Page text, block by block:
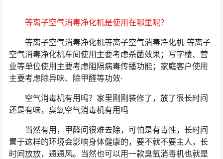
等离子空气消毒净化机是使用在哪里呢？
等离子空气消毒净化机等离子空气消毒净化机 等离子
空气消毒净化机车间使用主要考虑杀菌效果；写字楼、营
业等单位使用主要考虑阻隔病毒传播功能；家庭客户使用
主要考虑除异味、除甲醛等功效·
空气消毒机有用吗？家里刚刚装修了，放了很长时间
还是有味，臭氧空气消毒机有用吗
当然有用，甲醛问很难去除，可怕是有毒性，长时间
置于这样的环境会影响身体健康的，要不就不要主人，长
时间放放，通通风。当然也可以用一款臭氧消毒机也就是